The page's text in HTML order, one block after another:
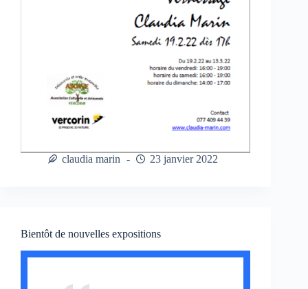
claudia marin 23 janvier 2022
Bientôt de nouvelles expositions